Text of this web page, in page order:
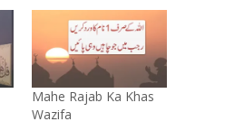
Mahe Rajab Ka Khas
Wazifa